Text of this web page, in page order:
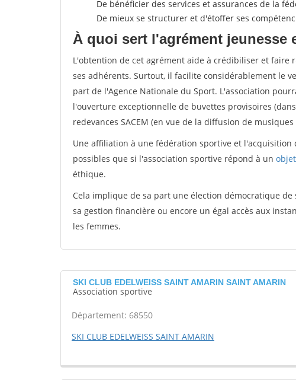
De bénéficier des services et assurances de la
De mieux se structurer et d'étoffer ses
À quoi sert l'agrément jeunesse
L'obtention de cet agrément aide à crédibiliser et
ses adhérents. Surtout, il facilite considérablement le
part de l'Agence Nationale du Sport. L'association
l'ouverture exceptionnelle de buvettes provisoires
redevances SACEM (en vue de la diffusion de
Une affiliation à une fédération sportive et
possibles que si l'association sportive répond à un
éthique.
Cela implique de sa part une élection démocratique
sa gestion financière ou encore un égal accès aux
les femmes.
SKI CLUB EDELWEISS SAINT AMARIN SAINT AMARIN
Association sportive
Département: 68550
SKI CLUB EDELWEISS SAINT AMARIN